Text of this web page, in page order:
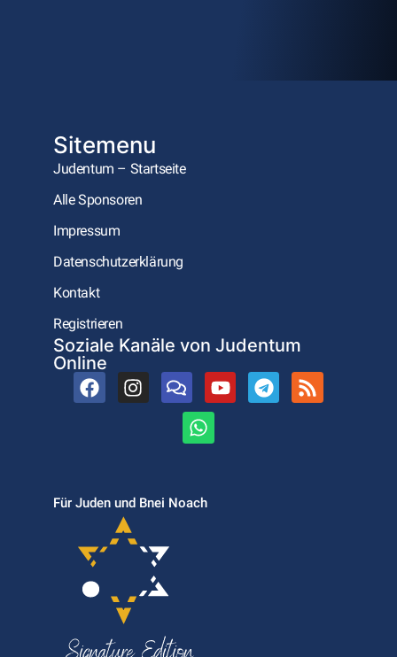
Sitemenu
Judentum – Startseite
Alle Sponsoren
Impressum
Datenschutzerklärung
Kontakt
Registrieren
Soziale Kanäle von Judentum
Online
Für Juden und Bnei Noach